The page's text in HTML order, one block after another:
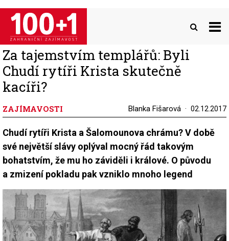
Přejít
hlavnímu
obsahu
Za tajemstvím templářů: Byli
Chudí rytíři Krista skutečně
kacíři?
ZAJÍMAVOSTI Blanka Fišarová 02.12.2017
Chudí rytíři Krista a Šalomounova chrámu? V době
své největší slávy oplýval mocný řád takovým
bohatstvím, že mu ho záviděli i králové. O původu
a zmizení pokladu pak vzniklo mnoho legend